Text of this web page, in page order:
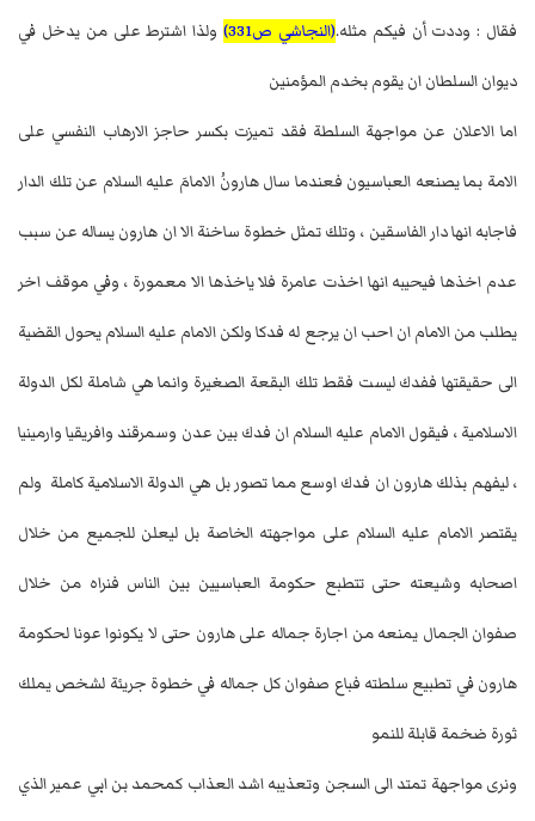
فقال : وددت أن فيكم مثله.(النجاشي ص331) ولذا اشترط على من يدخل في
ديوان السلطان ان يقوم بخدم المؤمنين
اما الاعلان عن مواجهة السلطة فقد تميزت بكسر حاجز الارهاب النفسي على
الامة بما يصنعه العباسيون فعندما سال هارونُ الامامَ عليه السلام عن تلك الدار
فاجابه انها دار الفاسقين ، وتلك تمثل خطوة ساخنة الا ان هارون يساله عن سبب
عدم اخذها فيحيبه انها اخذت عامرة فلا ياخذها الا معمورة ، وفي موقف اخر
يطلب من الامام ان احب ان يرجع له فدكا ولكن الامام عليه السلام يحول القضية
الى حقيقتها ففدك ليست فقط تلك البقعة الصغيرة وانما هي شاملة لكل الدولة
الاسلامية ، فيقول الامام عليه السلام ان فدك بين عدن وسمرقند وافريقيا وارمينيا
، ليفهم بذلك هارون ان فدك اوسع مما تصور بل هي الدولة الاسلامية كاملة ولم
يقتصر الامام عليه السلام على مواجهته الخاصة بل ليعلن للجميع من خلال
اصحابه وشيعته حتى تتطبع حكومة العباسيين بين الناس فنراه من خلال
صفوان الجمال يمنعه من اجارة جماله على هارون حتى لا يكونوا عونا لحكومة
هارون في تطبيع سلطته فباع صفوان كل جماله في خطوة جريئة لشخص يملك
ثورة ضخمة قابلة للنمو
ونرى مواجهة تمتد الى السجن وتعذيبه اشد العذاب كمحمد بن ابي عمير الذي